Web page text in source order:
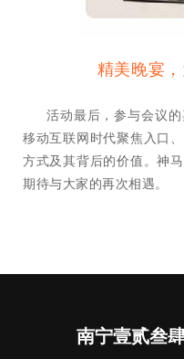
精美晚宴
活动最后，参与会议
移动互联网时代聚焦入口
方式及其背后的价值。神
期待与大家的再次相遇。
南宁壹贰叁